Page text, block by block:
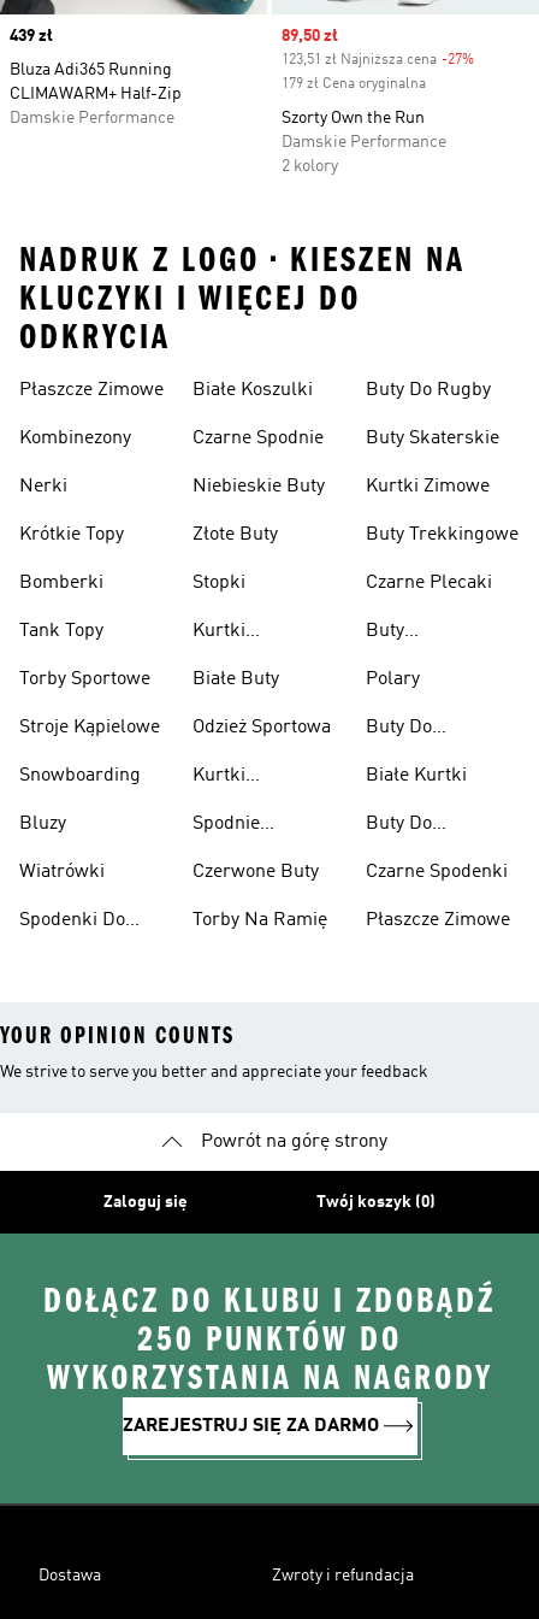
Price
439 zł
Bluza Adi365 Running
CLIMAWARM+ Half-Zip
Damskie Performance
Sale price
89,50 zł
123,51 zł Najniższa cena -27%
179 zł Cena oryginalna
Szorty Own the Run
Damskie Performance
2 kolory
NADRUK Z LOGO • KIESZEN NA
KLUCZYKI I WIĘCEJ DO
ODKRYCIA
Płaszcze Zimowe
Kombinezony
Nerki
Krótkie Topy
Bomberki
Tank Topy
Torby Sportowe
Stroje Kąpielowe
Snowboarding
Bluzy
Wiatrówki
Spodenki Do
Białe Koszulki
Czarne Spodnie
Niebieskie Buty
Złote Buty
Stopki
Kurtki
Białe Buty
Odzież Sportowa
Kurtki
Spodnie
Czerwone Buty
Torby Na Ramię
Buty Do Rugby
Buty Skaterskie
Kurtki Zimowe
Buty Trekkingowe
Czarne Plecaki
Buty
Polary
Buty Do
Ciężarów
Białe Kurtki
Buty Do
Czarne Spodenki
Płaszcze Zimowe
YOUR OPINION COUNTS
We strive to serve you better and appreciate your feedback
Powrót na górę strony
Zaloguj się Twój koszyk (0)
DOŁĄCZ DO KLUBU I ZDOBĄDŹ
250 PUNKTÓW DO
WYKORZYSTANIA NA NAGRODY
ZAREJESTRUJ SIĘ ZA DARMO
Dostawa Zwroty i refundacja